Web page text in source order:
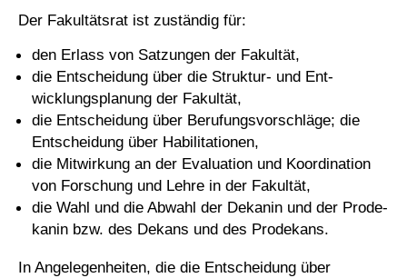
Der Fakultätsrat ist zuständig für:
den Er­lass von Sat­zun­gen der Fa­kul­tät,
die Ent­schei­dung über die Struk­tur- und Ent­
wicklungs­pla­nung der Fa­kul­tät,
die Ent­schei­dung über Be­ru­fungs­vor­schlä­ge; die
Ent­schei­dung über Ha­bi­li­ta­tio­nen,
die Mit­wir­kung an der Eva­lua­tion und Ko­or­di­na­tion
von For­schung und Leh­re in der Fa­kul­tät,
die Wahl und die Ab­wahl der De­ka­nin und der Pro­de­
ka­nin bzw. des De­kans und des Pro­de­kans.
In Angelegenheiten, die die Entscheidung über